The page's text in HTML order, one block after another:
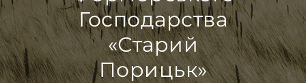
Господарства
«Старий
Порицьк»